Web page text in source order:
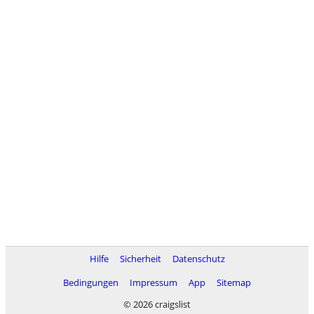
Hilfe Sicherheit
Datenschutz
Bedingungen
Impressum App
Sitemap
© 2026 craigslist